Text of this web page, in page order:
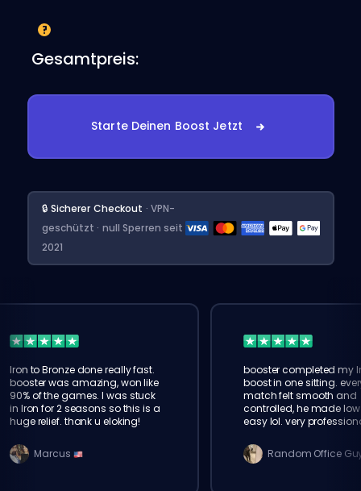
Gesamtpreis:
Starte Deinen Boost Jetzt
🔒 Sicherer Checkout · VPN-
geschützt · null Sperren seit
2021
Iron to Bronze done really fast.
booster was amazing, won like
90% of the games. I was stuck
in Iron for 2 seasons so this is a
huge relief. thank u eloking!
Marcus
booster completed my
boost in one sitting.
match felt smooth and
controlled, he made
easy lol. very
Random Office